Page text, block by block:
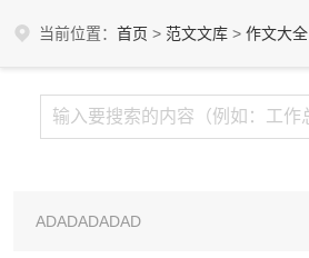
当前位置： 首页 > 范文文库 > 作文大全
ADADADADAD